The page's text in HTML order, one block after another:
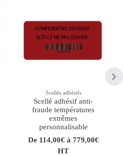
Scellés adhésifs
Scellé adhésif anti-
fraude températures
extrêmes
personnalisable
De 114,00€ à 779,00€
HT